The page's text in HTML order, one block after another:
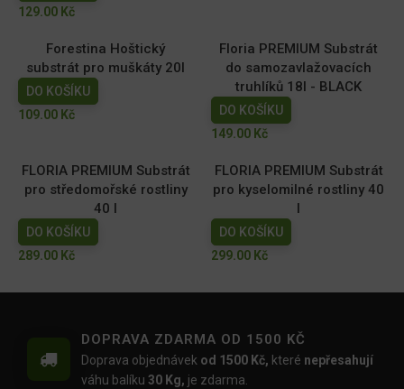
129.00 Kč
Forestina Hoštický
substrát pro muškáty 20l
DO KOŠÍKU
109.00 Kč
Floria PREMIUM Substrát
do samozavlažovacích
truhlíků 18l - BLACK
DO KOŠÍKU
149.00 Kč
FLORIA PREMIUM Substrát
pro středomořské rostliny
40 l
DO KOŠÍKU
289.00 Kč
FLORIA PREMIUM Substrát
pro kyselomilné rostliny 40
DO KOŠÍKU
299.00 Kč
DOPRAVA ZDARMA OD 1500 KČ
Doprava objednávek od 1500 Kč, které nepřesahují
váhu balíku 30 Kg, je zdarma.